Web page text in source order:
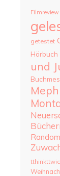
Filmreview
getestet
Hörbuch
und